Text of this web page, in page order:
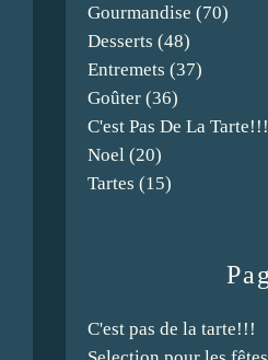
Gourmandise (70)
Desserts (48)
Entremets (37)
Goûter (36)
C'est Pas De La Tarte!!!
Noel (20)
Tartes (15)
C'est pas de la tarte!!!